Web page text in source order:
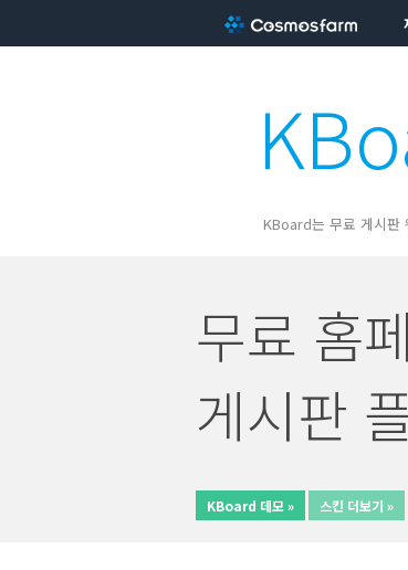
KBoard는 무료 게시판
무료 홈
게시판
KBoard 데모 » 스킨 더보기 »